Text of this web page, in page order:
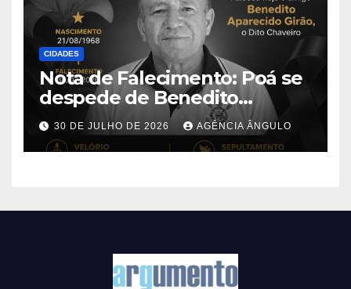
CIDADES
Nota de Falecimento: Poá se
despede de Benedito
Aparecido Girão, o conhecido
“Dito Chaveiro”
30 DE JULHO DE 2026 AGÊNCIA ÂNGULO